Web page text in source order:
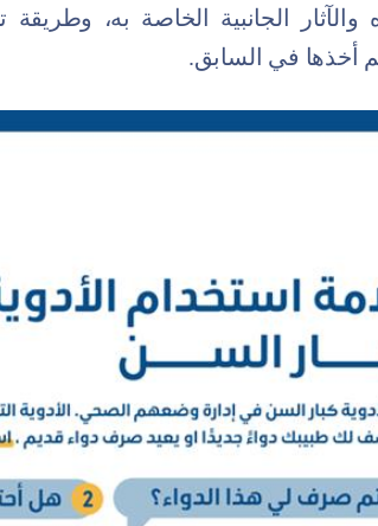
الجانبية الخاصة به،
تم أخذها في السابق.